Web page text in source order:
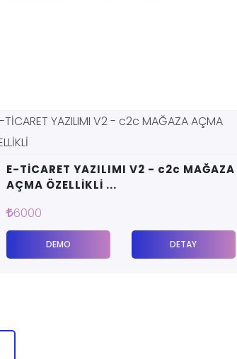
E-TİCARET YAZILIMI V2 - c2c MAĞAZA
AÇMA ÖZELLİKLİ ...
6000
DEMO DETAY